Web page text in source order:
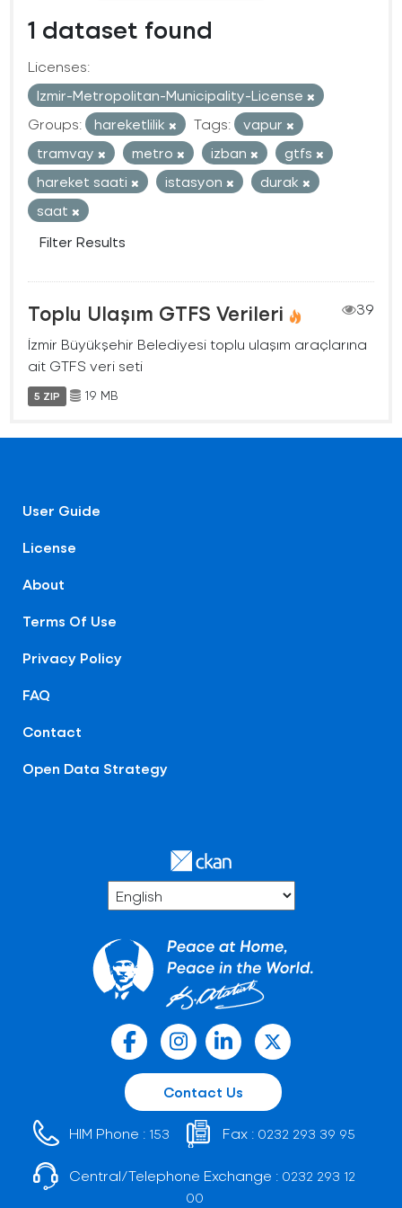
1 dataset found
Licenses:
Izmir-Metropolitan-Municipality-License
Groups:
hareketlilik Tags:
vapur
tramvay
metro izban
gtfs
hareket saati
istasyon
durak
saat
Filter Results
Toplu Ulaşım GTFS Verileri
39
İzmir Büyükşehir Belediyesi toplu ulaşım araçlarına
ait GTFS veri seti
5 ZIP 19 MB
User Guide
License
About
Terms Of Use
Privacy Policy
FAQ
Contact
Open Data Strategy
Contact Us
HIM Phone : 153 Fax : 0232 293 39 95
Central/Telephone Exchange : 0232 293 12
00